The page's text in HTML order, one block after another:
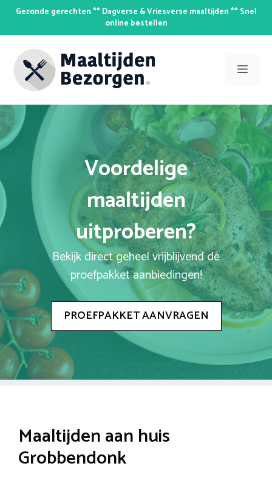
Skip
content
Gezonde gerechten ** Dagverse & Vriesverse maaltijden ** Snel
online bestellen
Menu
Voordelige
maaltijden
uitproberen?
Bekijk direct geheel vrijblijvend de
proefpakket aanbiedingen!
PROEFPAKKET AANVRAGEN
Maaltijden aan huis
Grobbendonk